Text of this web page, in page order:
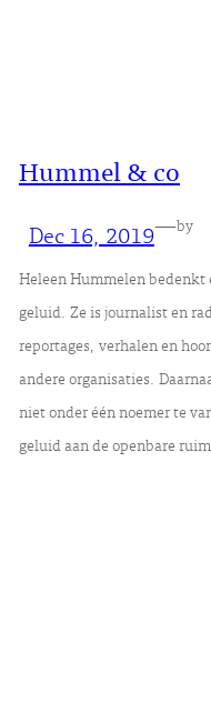
Hummel & co
Dec 16, 2019—by
Heleen Hummelen
geluid. Ze is journalist en
reportages, verhalen en
andere organisaties.
niet onder één noemer te
geluid aan de openbare